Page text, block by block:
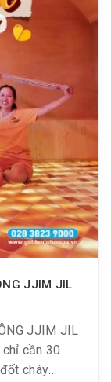
JJIM JIL
JJIM JIL
chỉ cần 30
cháy